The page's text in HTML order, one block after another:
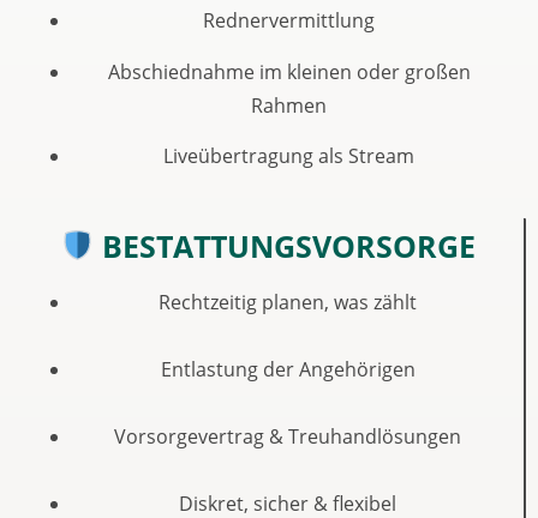
Rednervermittlung
Abschiednahme im kleinen oder großen
Rahmen
Liveübertragung als Stream
BESTATTUNGSVORSORGE
Rechtzeitig planen, was zählt
Entlastung der Angehörigen
Vorsorgevertrag & Treuhandlösungen
Diskret, sicher & flexibel